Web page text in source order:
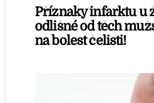
Příznaky infarktu u
odlišné od těch
na bolest čelisti!